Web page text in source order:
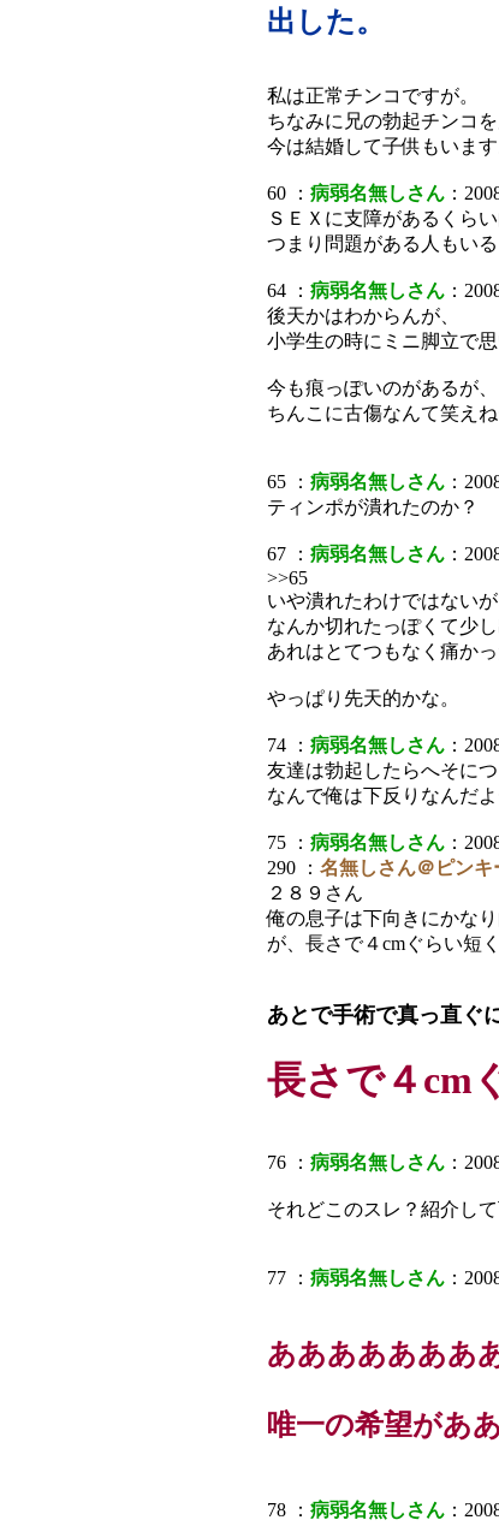
出した。
私は正常チンコですが。
ちなみに兄の勃起チンコ
今は結婚して子供もいます
60 ： 病弱名無しさん ：
ＳＥＸに支障があるくら
つまり問題がある人もいる
64 ： 病弱名無しさん ：
後天かはわからんが、
小学生の時にミニ脚立で
今も痕っぽいのがあるが、
ちんこに古傷なんて笑えね
65 ： 病弱名無しさん ：
ティンポが潰れたのか？
67 ： 病弱名無しさん ：
>>65
いや潰れたわけではないが
なんか切れたっぽくて少し
あれはとてつもなく痛かっ
やっぱり先天的かな。
74 ： 病弱名無しさん ：
友達は勃起したらへそにつ
なんで俺は下反りなんだ
75 ： 病弱名無しさん ：
290 ： 名無しさん＠ピンキ
２８９さん
俺の息子は下向きにかな
が、長さで４cmぐらい短
あとで手術で真っ直ぐ
長さで４cm
76 ： 病弱名無しさん ：
それどこのスレ？紹介し
77 ： 病弱名無しさん ：
あああああああ
唯一の希望があ
78 ： 病弱名無しさん ：